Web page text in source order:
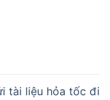
tài liệu hỏa tốc đi